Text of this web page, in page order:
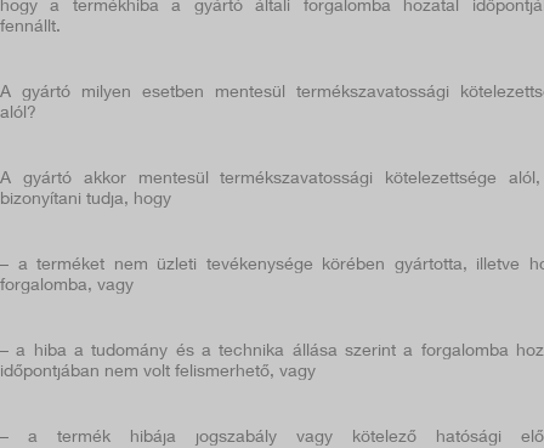
hogy a termékhiba a gyártó általi forgalomba hozatal
fennállt.
A gyártó milyen esetben mentesül termékszavatossági
alól?
A gyártó akkor mentesül termékszavatossági kötelezettsége
bizonyítani tudja, hogy
– a terméket nem üzleti tevékenysége körében gyártotta, illetve
forgalomba, vagy
– a hiba a tudomány és a technika állása szerint a forgalomba
időpontjában nem volt felismerhető, vagy
– a termék hibája jogszabály vagy kötelező hatósági